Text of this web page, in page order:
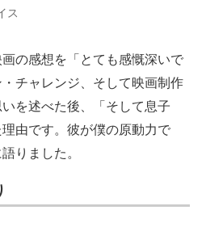
ス
の感想を「とても感慨深いで
チャレンジ、そして映画制作
を述べた後、「そして息子
由です。彼が僕の原動力で
りました。